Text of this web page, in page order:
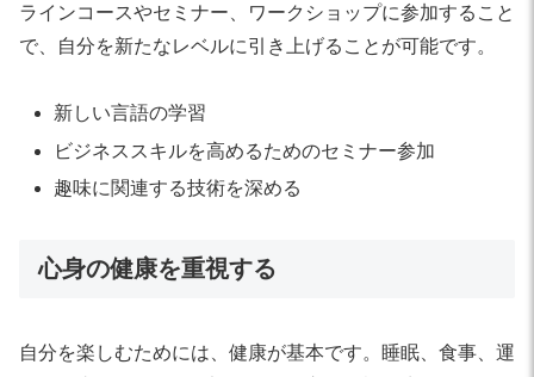
ラインコースやセミナー、ワークショップに参加すること
で、自分を新たなレベルに引き上げることが可能です。
新しい言語の学習
ビジネススキルを高めるためのセミナー参加
趣味に関連する技術を深める
心身の健康を重視する
自分を楽しむためには、健康が基本です。睡眠、食事、運